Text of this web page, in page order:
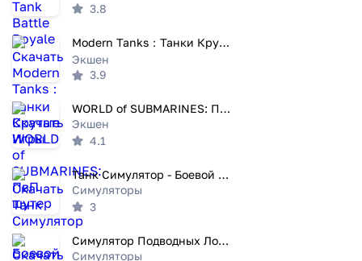
3.8
Modern Tanks：Танки Крутые Игры
Экшен
3.9
WORLD of SUBMARINES: ПвП шутер
Экшен
4.1
Танк Симулятор - Боевой фронт
Симуляторы
3
Симулятор Подводных Лодок
Симуляторы